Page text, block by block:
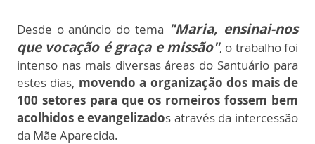
Desde o anúncio do tema "Maria, ensinai-nos
que vocação é graça e missão", o trabalho foi
intenso nas mais diversas áreas do Santuário para
estes dias, movendo a organização dos mais de
100 setores para que os romeiros fossem bem
acolhidos e evangelizados através da intercessão
da Mãe Aparecida.